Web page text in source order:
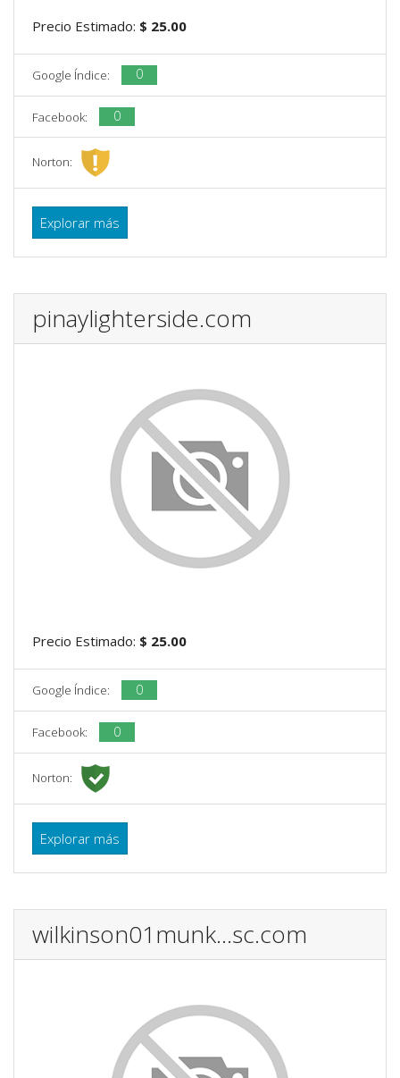
Precio Estimado: $ 25.00
Google Índice: 0
Facebook: 0
Norton:
Explorar más
pinaylighterside.com
Precio Estimado: $ 25.00
Google Índice: 0
Facebook: 0
Norton:
Explorar más
wilkinson01munk...sc.com